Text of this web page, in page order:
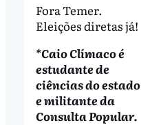
Fora Temer.
Eleições diretas já!
*Caio Clímaco é
estudante de
ciências do estado
e militante da
Consulta Popular.